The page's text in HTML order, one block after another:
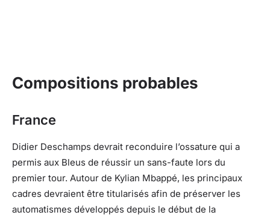
Compositions probables
France
Didier Deschamps devrait reconduire l’ossature qui a
permis aux Bleus de réussir un sans-faute lors du
premier tour. Autour de Kylian Mbappé, les principaux
cadres devraient être titularisés afin de préserver les
automatismes développés depuis le début de la